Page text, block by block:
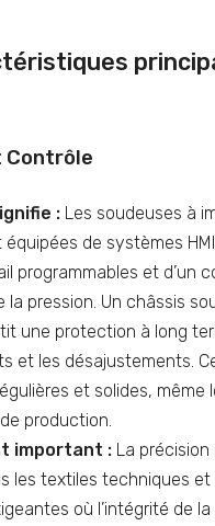
Contrôle
: Les soudeuses à
de systèmes
programmables et d’un
la pression. Un châssis
une protection à long
et les désajustements.
et solides, même
production.
important : La précision
les textiles techniques et
où l’intégrité de